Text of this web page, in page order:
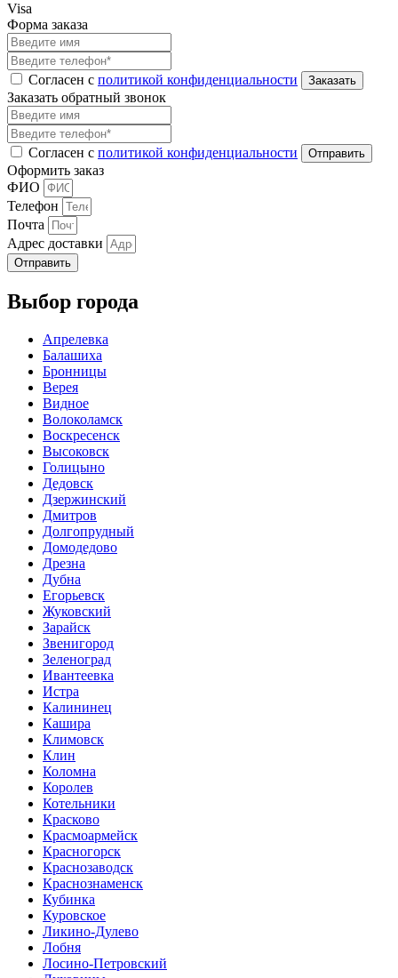
Visa
Форма заказа
Согласен с политикой конфиденциальности
Заказать обратный звонок
Согласен с политикой конфиденциальности
Оформить заказ
ФИО
Телефон
Почта
Адрес доставки
Отправить
Выбор города
Апрелевка
Балашиха
Бронницы
Верея
Видное
Волоколамск
Воскресенск
Высоковск
Голицыно
Дедовск
Дзержинский
Дмитров
Долгопрудный
Домодедово
Дрезна
Дубна
Егорьевск
Жуковский
Зарайск
Звенигород
Зеленоград
Ивантеевка
Истра
Калининец
Кашира
Климовск
Клин
Коломна
Королев
Котельники
Красково
Красмоармейск
Красногорск
Краснозаводск
Краснознаменск
Кубинка
Куровское
Ликино-Дулево
Лобня
Лосино-Петровский